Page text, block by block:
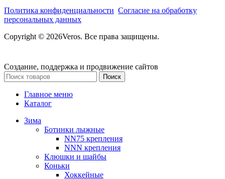
Политика конфиденциальности Согласие на обработку
персональных данных
Copyright © 2026Veros. Все права защищены.
Создание, поддержка и продвижение сайтов
Поиск
Главное меню
Каталог
Зима
Ботинки лыжные
NN75 крепления
NNN крепления
Клюшки и шайбы
Коньки
Хоккейные